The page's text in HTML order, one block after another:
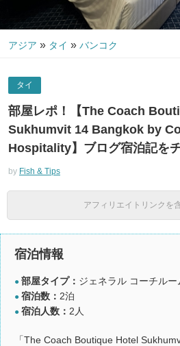
アジア » タイ » バンコク
タイ
部屋レポ！【The Coach
Sukhumvit 14 Bangkok by
Hospitality】ブログ宿泊記を
by Fish & Tips
アフィリエイトリンクを
宿泊情報
● 部屋タイプ： ジェネラル コーチルー
● 宿泊数： 2泊
● 宿泊人数： 2人
「The Coach Boutique Hotel